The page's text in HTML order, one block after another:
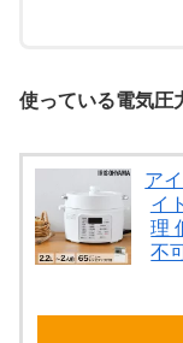
使っている電気圧
ア
イ
理
不